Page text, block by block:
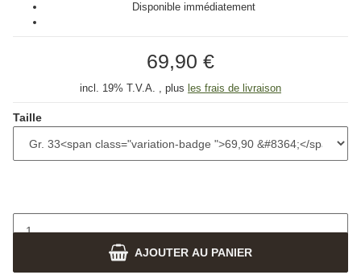
Disponible immédiatement
69,90 €
incl. 19% T.V.A. , plus les frais de livraison
Taille
AJOUTER AU PANIER